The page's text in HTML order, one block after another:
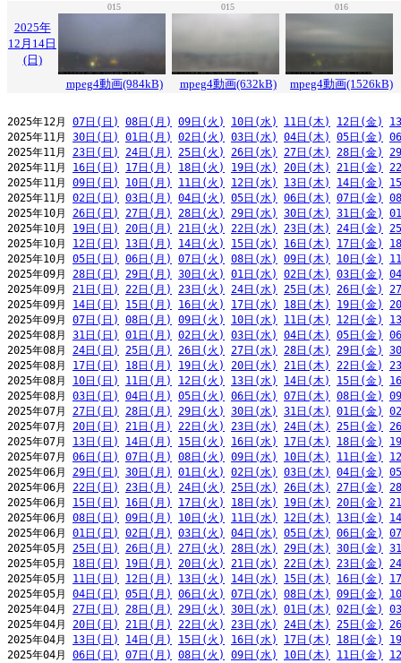
015 015 016
2025年
12月14日
(日)
mpeg4動画(984kB)
mpeg4動画(632kB) mpeg4動画(1526kB)
2025年12月 07日(日) 08日(月) 09日(火) 10日(水) 11日(木) 12日(金)
2025年11月 30日(日) 01日(月) 02日(火) 03日(水) 04日(木) 05日(金)
2025年11月 23日(日) 24日(月) 25日(火) 26日(水) 27日(木) 28日(金)
2025年11月 16日(日) 17日(月) 18日(火) 19日(水) 20日(木) 21日(金)
2025年11月 09日(日) 10日(月) 11日(火) 12日(水) 13日(木) 14日(金)
2025年11月 02日(日) 03日(月) 04日(火) 05日(水) 06日(木) 07日(金)
2025年10月 26日(日) 27日(月) 28日(火) 29日(水) 30日(木) 31日(金)
2025年10月 19日(日) 20日(月) 21日(火) 22日(水) 23日(木) 24日(金)
2025年10月 12日(日) 13日(月) 14日(火) 15日(水) 16日(木) 17日(金)
2025年10月 05日(日) 06日(月) 07日(火) 08日(水) 09日(木) 10日(金)
2025年09月 28日(日) 29日(月) 30日(火) 01日(水) 02日(木) 03日(金)
2025年09月 21日(日) 22日(月) 23日(火) 24日(水) 25日(木) 26日(金)
2025年09月 14日(日) 15日(月) 16日(火) 17日(水) 18日(木) 19日(金)
2025年09月 07日(日) 08日(月) 09日(火) 10日(水) 11日(木) 12日(金)
2025年08月 31日(日) 01日(月) 02日(火) 03日(水) 04日(木) 05日(金)
2025年08月 24日(日) 25日(月) 26日(火) 27日(水) 28日(木) 29日(金)
2025年08月 17日(日) 18日(月) 19日(火) 20日(水) 21日(木) 22日(金)
2025年08月 10日(日) 11日(月) 12日(火) 13日(水) 14日(木) 15日(金)
2025年08月 03日(日) 04日(月) 05日(火) 06日(水) 07日(木) 08日(金)
2025年07月 27日(日) 28日(月) 29日(火) 30日(水) 31日(木) 01日(金)
2025年07月 20日(日) 21日(月) 22日(火) 23日(水) 24日(木) 25日(金)
2025年07月 13日(日) 14日(月) 15日(火) 16日(水) 17日(木) 18日(金)
2025年07月 06日(日) 07日(月) 08日(火) 09日(水) 10日(木) 11日(金)
2025年06月 29日(日) 30日(月) 01日(火) 02日(水) 03日(木) 04日(金)
2025年06月 22日(日) 23日(月) 24日(火) 25日(水) 26日(木) 27日(金)
2025年06月 15日(日) 16日(月) 17日(火) 18日(水) 19日(木) 20日(金)
2025年06月 08日(日) 09日(月) 10日(火) 11日(水) 12日(木) 13日(金)
2025年06月 01日(日) 02日(月) 03日(火) 04日(水) 05日(木) 06日(金)
2025年05月 25日(日) 26日(月) 27日(火) 28日(水) 29日(木) 30日(金)
2025年05月 18日(日) 19日(月) 20日(火) 21日(水) 22日(木) 23日(金)
2025年05月 11日(日) 12日(月) 13日(火) 14日(水) 15日(木) 16日(金)
2025年05月 04日(日) 05日(月) 06日(火) 07日(水) 08日(木) 09日(金)
2025年04月 27日(日) 28日(月) 29日(火) 30日(水) 01日(木) 02日(金)
2025年04月 20日(日) 21日(月) 22日(火) 23日(水) 24日(木) 25日(金)
2025年04月 13日(日) 14日(月) 15日(火) 16日(水) 17日(木) 18日(金)
2025年04月 06日(日) 07日(月) 08日(火) 09日(水) 10日(木) 11日(金)